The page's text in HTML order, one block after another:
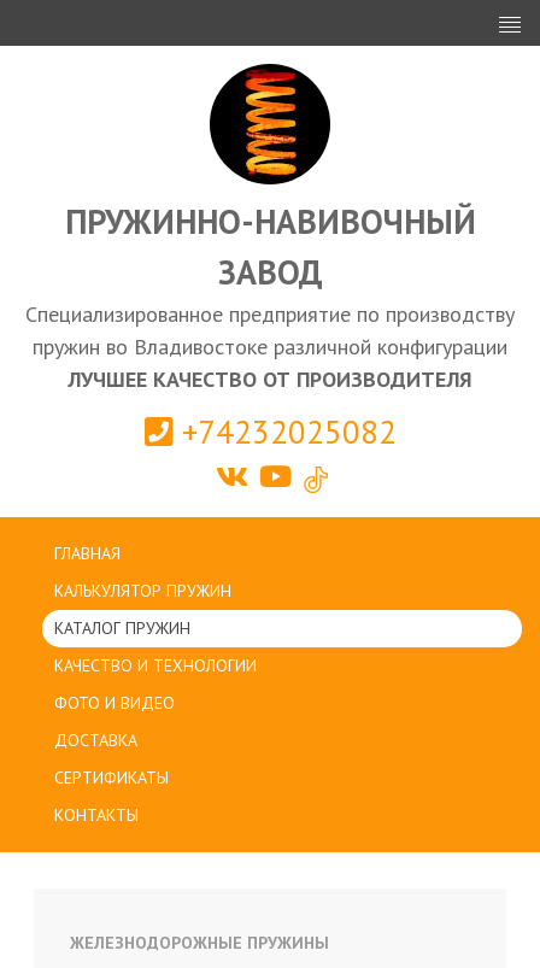
ИНВЕСТОРАМ
ПРОЕКТИРОВАНИЕ
ЭКСПОРТ
ЗАКУПКИ
КАЛЬКУЛЯТОР ПРУЖИН
Владивосток
ПРУЖИННО-НАВИВОЧНЫЙ
ЗАВОД
Специализированное предприятие по производству
пружин во Владивостоке различной конфигурации
ЛУЧШЕЕ КАЧЕСТВО ОТ ПРОИЗВОДИТЕЛЯ
+74232025082
ГЛАВНАЯ
КАЛЬКУЛЯТОР ПРУЖИН
КАТАЛОГ ПРУЖИН
КАЧЕСТВО И ТЕХНОЛОГИИ
ФОТО И ВИДЕО
ДОСТАВКА
СЕРТИФИКАТЫ
КОНТАКТЫ
ЖЕЛЕЗНОДОРОЖНЫЕ ПРУЖИНЫ